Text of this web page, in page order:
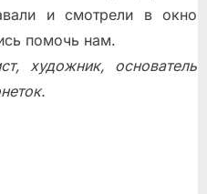
и смотрели в окно
помочь нам.
художник, основатель